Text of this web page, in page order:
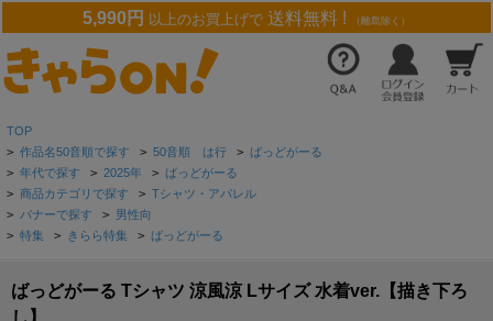
5,990円 以上のお買上げで 送料無料 ! （離島除く）
TOP
> 作品名50音順で探す > 50音順 は行 > ばっどがーる
> 年代で探す > 2025年 > ばっどがーる
> 商品カテゴリで探す > Tシャツ・アパレル
> バナーで探す > 男性向
> 特集 > きらら特集 > ばっどがーる
ばっどがーる Tシャツ 涼風涼 Lサイズ 水着ver.【描き下ろ
し】